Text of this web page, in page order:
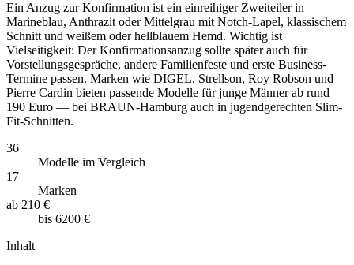
Ein Anzug zur Konfirmation ist ein einreihiger Zweiteiler in
Marineblau, Anthrazit oder Mittelgrau mit Notch-Lapel, klassischem
Schnitt und weißem oder hellblauem Hemd. Wichtig ist
Vielseitigkeit: Der Konfirmationsanzug sollte später auch für
Vorstellungsgespräche, andere Familienfeste und erste Business-
Termine passen. Marken wie DIGEL, Strellson, Roy Robson und
Pierre Cardin bieten passende Modelle für junge Männer ab rund
190 Euro — bei BRAUN-Hamburg auch in jugendgerechten Slim-
Fit-Schnitten.
36
Modelle im Vergleich
17
Marken
ab 210 €
bis 6200 €
Inhalt